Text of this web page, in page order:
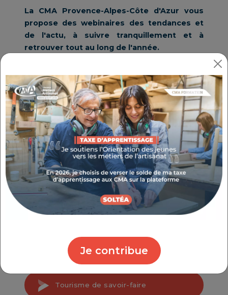
Je contribue
La CMA Provence-Alpes-Côte d'Azur vous
propose des webinaires des tendances et
de l'actu, à suivre tranquillement et à
retrouver tout au long de l'année.
Gratuites et ouvertes à tous, ces sessions vous
accompagnent dans le développement de
votre entreprise.
Je m'inscris
Les webinaires d'une durée d'1h30 se déroulent
en visio-conférence et sont articulés autour de
7 thématiques :
Financement Participatif
Tourisme de savoir-faire